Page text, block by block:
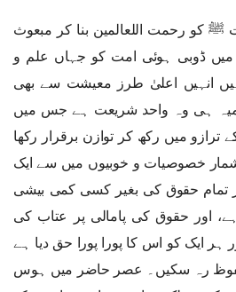
ﷺ کو رحمت اللعالمین بنا کر مبعوث
ڈوبی ہوئی امت کو جہاں علم و
انہیں اعلیٰ طرز معیشت سے بھی
ہی وہ واحد شریعت ہے جس میں
میں رکھ کر توازن برقرار رکھا
خصوصیات و خوبیوں میں سے ایک
تمام حقوق کی بغیر کسی کمی بیشی
اور حقوق کی پامالی پر عتاب کی
ہر ایک کو اس کا پورا پورا حق دیا ہے
رہ سکیں۔ عصر حاضر میں ہوس